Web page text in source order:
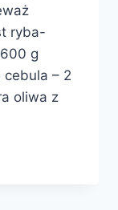
ryba-
600 g
cebula – 2
oliwa z